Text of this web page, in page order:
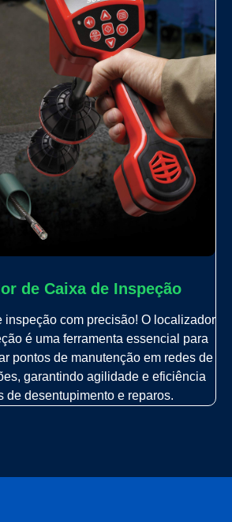
de Caixa de Inspeção
inspeção com precisão! O localizador
é uma ferramenta essencial para
pontos de manutenção em redes de
garantindo agilidade e eficiência
de desentupimento e reparos.